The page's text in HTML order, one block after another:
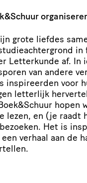
&Schuur
grote liefdes
in
Letterkunde af. In
van andere
inspi­reerden voor
letterlijk
&Schuur hopen
lezen, en (je raadt
Het is
verhaal aan de